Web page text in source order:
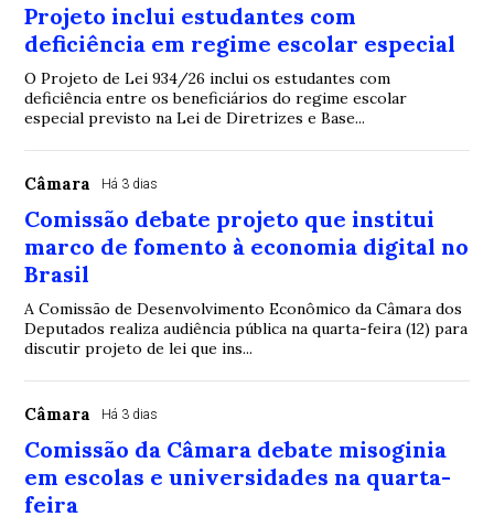
Projeto inclui estudantes com
deficiência em regime escolar especial
O Projeto de Lei 934/26 inclui os estudantes com
deficiência entre os beneficiários do regime escolar
especial previsto na Lei de Diretrizes e Base...
Câmara Há 3 dias
Comissão debate projeto que institui
marco de fomento à economia digital no
Brasil
A Comissão de Desenvolvimento Econômico da Câmara dos
Deputados realiza audiência pública na quarta-feira (12) para
discutir projeto de lei que ins...
Câmara Há 3 dias
Comissão da Câmara debate misoginia
em escolas e universidades na quarta-
feira